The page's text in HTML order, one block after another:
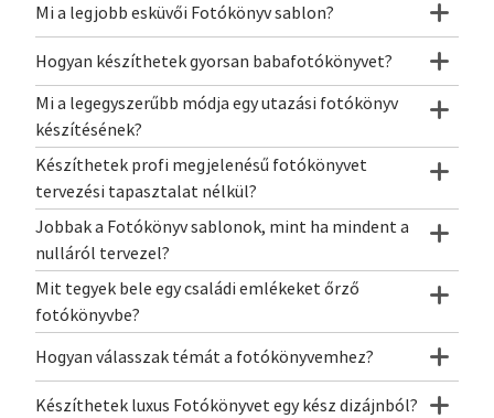
Mi a legjobb esküvői Fotókönyv sablon?
Hogyan készíthetek gyorsan babafotókönyvet?
Mi a legegyszerűbb módja egy utazási fotókönyv
készítésének?
Készíthetek profi megjelenésű fotókönyvet
tervezési tapasztalat nélkül?
Jobbak a Fotókönyv sablonok, mint ha mindent a
nulláról tervezel?
Mit tegyek bele egy családi emlékeket őrző
fotókönyvbe?
Hogyan válasszak témát a fotókönyvemhez?
Készíthetek luxus Fotókönyvet egy kész dizájnból?